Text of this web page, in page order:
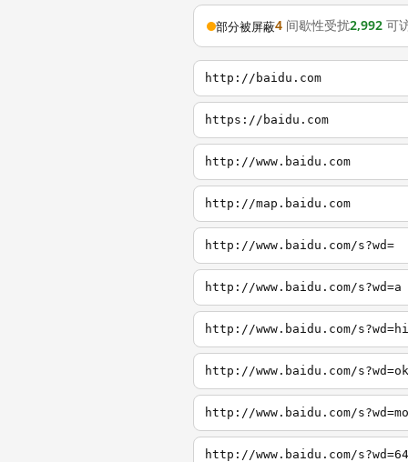
部分被屏蔽4 间歇性受扰2,992 可
http://baidu.com
https://baidu.com
http://www.baidu.com
http://map.baidu.com
http://www.baidu.com/s?wd=
http://www.baidu.com/s?wd=a
http://www.baidu.com/s?wd=hi
http://www.baidu.com/s?wd=ok
http://www.baidu.com/s?wd=mo
http://www.baidu.com/s?wd=64